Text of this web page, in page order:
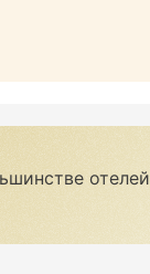
отелей